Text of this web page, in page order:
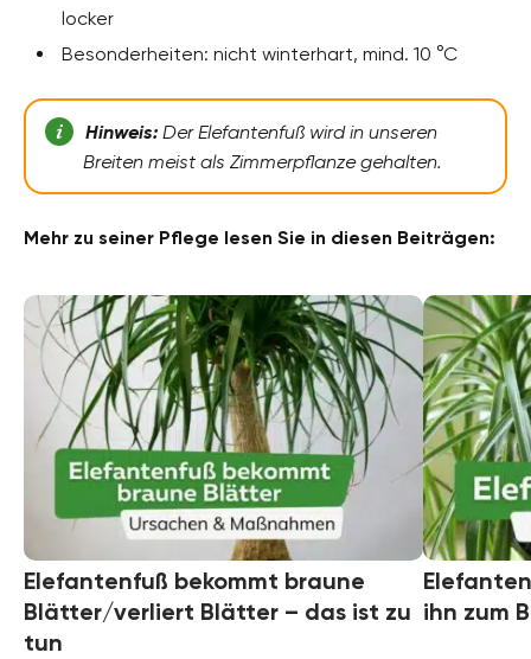
locker
Besonderheiten: nicht winterhart, mind. 10 °C
Hinweis:Der Elefantenfuß wird in unseren
Breiten meist als Zimmerpflanze gehalten.
Mehr zu seiner Pflege lesen Sie in diesen Beiträgen:
Elefantenfuß bekommt braune
Blätter/verliert Blätter – das ist zu
tun
ihn zum